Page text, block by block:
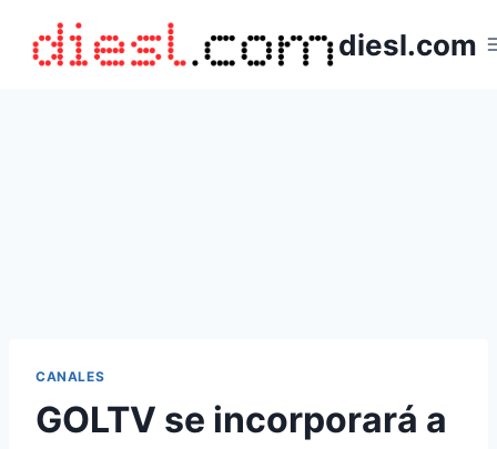
contenido
diesl.com
CANALES
GOLTV se incorporará a